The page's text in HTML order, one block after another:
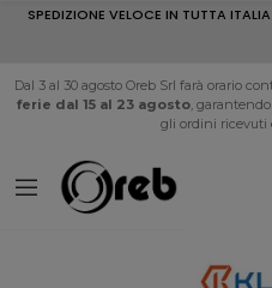
SPEDIZIONE VELOCE IN TUTTA ITALIA
Dal 3 al 30 agosto Oreb Srl farà orario
ferie dal 15 al 23 agosto,
gli ordini ricevuti